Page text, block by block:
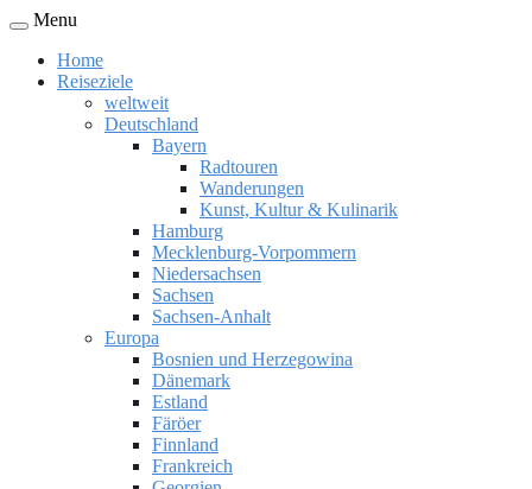
Menu
Home
Reiseziele
weltweit
Deutschland
Bayern
Radtouren
Wanderungen
Kunst, Kultur & Kulinarik
Hamburg
Mecklenburg-Vorpommern
Niedersachsen
Sachsen
Sachsen-Anhalt
Europa
Bosnien und Herzegowina
Dänemark
Estland
Färöer
Finnland
Frankreich